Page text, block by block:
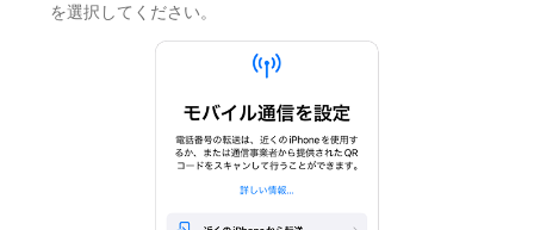
を選択してください。